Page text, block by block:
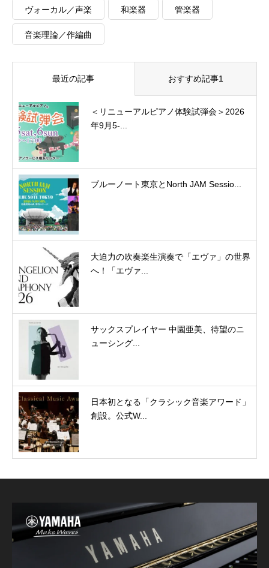
ヴォーカル／声楽 和楽器 管楽器
音楽理論／作編曲
最近の記事 おすすめ記事1
＜リニューアルピアノ体験試弾会＞2026
年9月5-...
ブルーノート東京とNorth JAM Sessio...
大迫力の吹奏楽生演奏で「エヴァ」の世界
へ！「エヴァ...
サックスプレイヤー 中園亜美、待望のニ
ューシング...
日本初となる「クラシック音楽アワード」
創設。公式W...